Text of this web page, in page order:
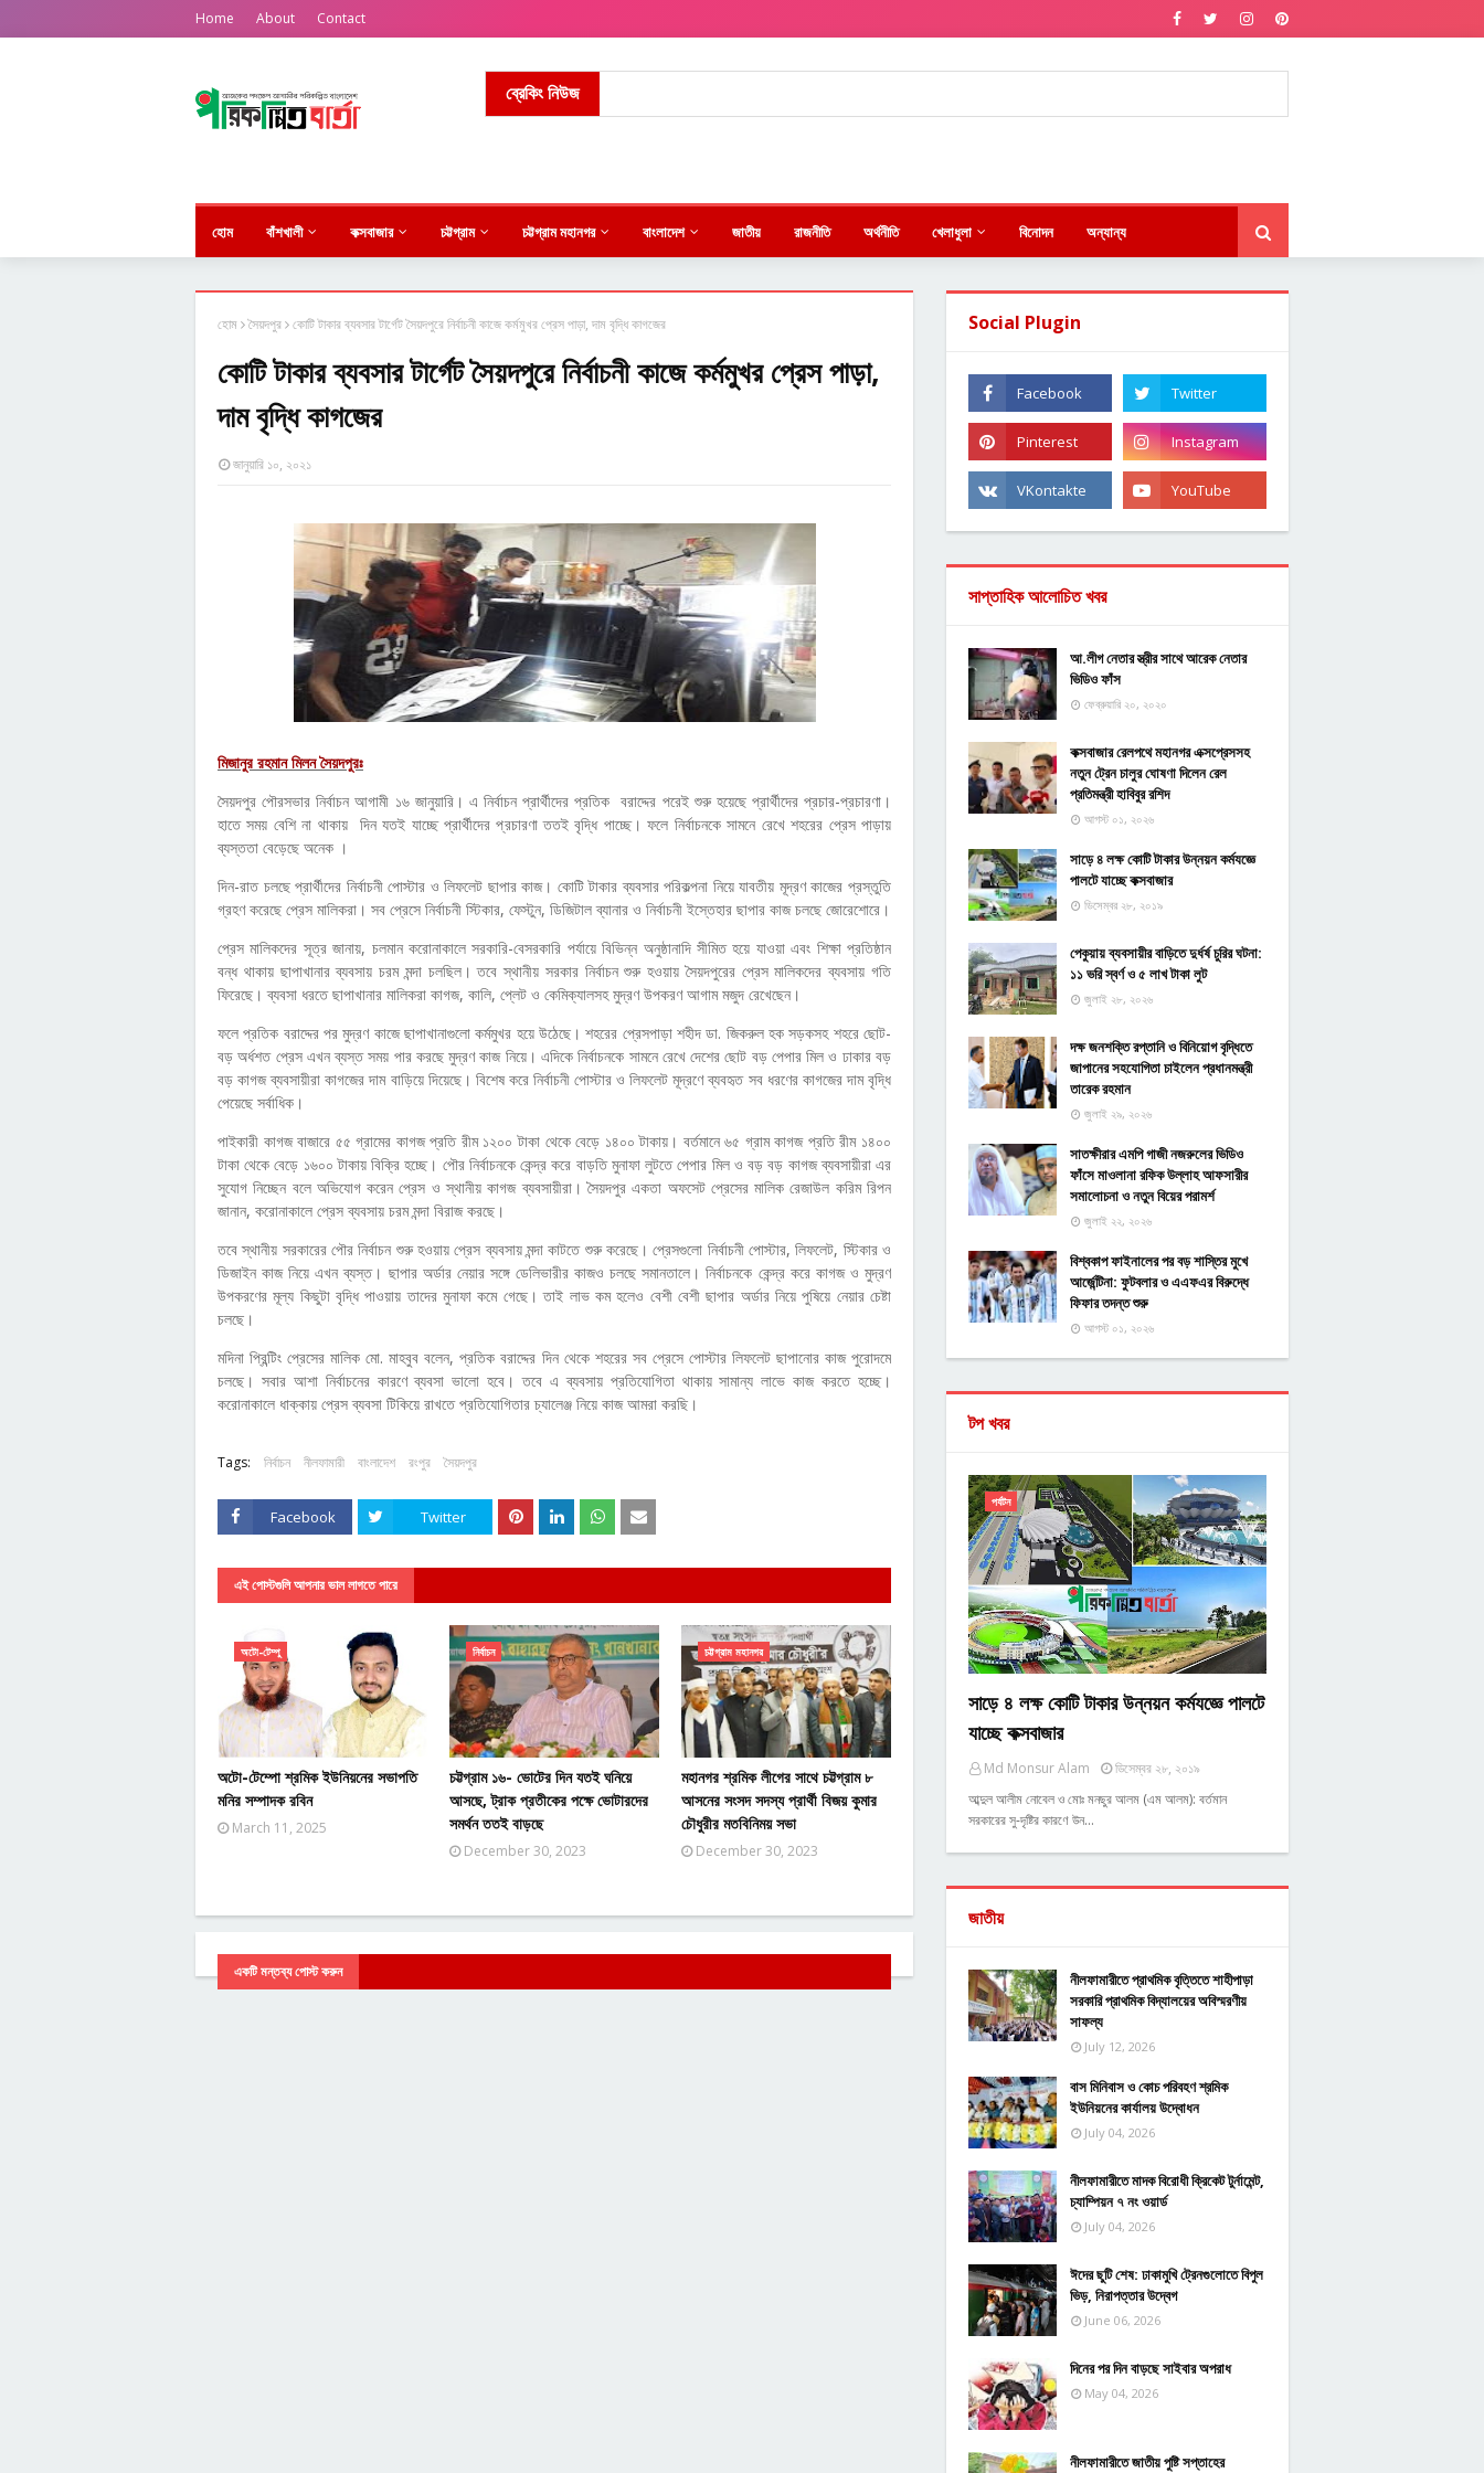
Home About Contact
ব্রেকিং নিউজ
হোম বাঁশখালী কক্সবাজার চট্টগ্রাম চট্টগ্রাম মহানগর বাংলাদেশ জাতীয় রাজনীতি অর্থনীতি খেলাধুলা বিনোদন অন্যান্য
হোম সৈয়দপুর কোটি টাকার ব্যবসার টার্গেট সৈয়দপুরে নির্বাচনী কাজে কর্মমুখর প্রেস পাড়া, দাম বৃদ্ধি কাগজের
কোটি টাকার ব্যবসার টার্গেট সৈয়দপুরে নির্বাচনী কাজে কর্মমুখর প্রেস পাড়া,
দাম বৃদ্ধি কাগজের
জানুয়ারি ১০, ২০২১
মিজানুর রহমান মিলন সৈয়দপুরঃ
সৈয়দপুর পৌরসভার নির্বাচন আগামী ১৬ জানুয়ারি। এ নির্বাচন প্রার্থীদের প্রতিক বরাদ্দের পরেই শুরু হয়েছে প্রার্থীদের প্রচার-প্রচারণা।
হাতে সময় বেশি না থাকায় দিন যতই যাচ্ছে প্রার্থীদের প্রচারণা ততই বৃদ্ধি পাচ্ছে। ফলে নির্বাচনকে সামনে রেখে শহরের প্রেস পাড়ায়
ব্যস্ততা বেড়েছে অনেক ।
দিন-রাত চলছে প্রার্থীদের নির্বাচনী পোস্টার ও লিফলেট ছাপার কাজ। কোটি টাকার ব্যবসার পরিকল্পনা নিয়ে যাবতীয় মূদ্রণ কাজের প্রস্তুতি
গ্রহণ করেছে প্রেস মালিকরা। সব প্রেসে নির্বাচনী স্টিকার, ফেস্টুন, ডিজিটাল ব্যানার ও নির্বাচনী ইস্তেহার ছাপার কাজ চলছে জোরেশোরে।
প্রেস মালিকদের সূত্র জানায়, চলমান করোনাকালে সরকারি-বেসরকারি পর্যায়ে বিভিন্ন অনুষ্ঠানাদি সীমিত হয়ে যাওয়া এবং শিক্ষা প্রতিষ্ঠান
বন্ধ থাকায় ছাপাখানার ব্যবসায় চরম মন্দা চলছিল। তবে স্থানীয় সরকার নির্বাচন শুরু হওয়ায় সৈয়দপুরের প্রেস মালিকদের ব্যবসায় গতি
ফিরেছে। ব্যবসা ধরতে ছাপাখানার মালিকরা কাগজ, কালি, প্লেট ও কেমিক্যালসহ মুদ্রণ উপকরণ আগাম মজুদ রেখেছেন।
ফলে প্রতিক বরাদ্দের পর মুদ্রণ কাজে ছাপাখানাগুলো কর্মমুখর হয়ে উঠেছে। শহরের প্রেসপাড়া শহীদ ডা. জিকরুল হক সড়কসহ শহরে ছোট-
বড় অর্ধশত প্রেস এখন ব্যস্ত সময় পার করছে মুদ্রণ কাজ নিয়ে। এদিকে নির্বাচনকে সামনে রেখে দেশের ছোট বড় পেপার মিল ও ঢাকার বড়
বড় কাগজ ব্যবসায়ীরা কাগজের দাম বাড়িয়ে দিয়েছে। বিশেষ করে নির্বাচনী পোস্টার ও লিফলেট মূদ্রণে ব্যবহৃত সব ধরণের কাগজের দাম বৃদ্ধি
পেয়েছে সর্বাধিক।
পাইকারী কাগজ বাজারে ৫৫ গ্রামের কাগজ প্রতি রীম ১২০০ টাকা থেকে বেড়ে ১৪০০ টাকায়। বর্তমানে ৬৫ গ্রাম কাগজ প্রতি রীম ১৪০০
টাকা থেকে বেড়ে ১৬০০ টাকায় বিক্রি হচ্ছে। পৌর নির্বাচনকে কেন্দ্র করে বাড়তি মুনাফা লুটতে পেপার মিল ও বড় বড় কাগজ ব্যবসায়ীরা এর
সুযোগ নিচ্ছেন বলে অভিযোগ করেন প্রেস ও স্থানীয় কাগজ ব্যবসায়ীরা। সৈয়দপুর একতা অফসেট প্রেসের মালিক রেজাউল করিম রিপন
জানান, করোনাকালে প্রেস ব্যবসায় চরম মন্দা বিরাজ করছে।
তবে স্থানীয় সরকারের পৌর নির্বাচন শুরু হওয়ায় প্রেস ব্যবসায় মন্দা কাটতে শুরু করেছে। প্রেসগুলো নির্বাচনী পোস্টার, লিফলেট, স্টিকার ও
ডিজাইন কাজ নিয়ে এখন ব্যস্ত। ছাপার অর্ডার নেয়ার সঙ্গে ডেলিভারীর কাজও চলছে সমানতালে। নির্বাচনকে কেন্দ্র করে কাগজ ও মুদ্রণ
উপকরণের মূল্য কিছুটা বৃদ্ধি পাওয়ায় তাদের মুনাফা কমে গেছে। তাই লাভ কম হলেও বেশী বেশী ছাপার অর্ডার নিয়ে পুষিয়ে নেয়ার চেষ্টা
চলছে।
মদিনা প্রিন্টিং প্রেসের মালিক মো. মাহবুব বলেন, প্রতিক বরাদ্দের দিন থেকে শহরের সব প্রেসে পোস্টার লিফলেট ছাপানোর কাজ পুরোদমে
চলছে। সবার আশা নির্বাচনের কারণে ব্যবসা ভালো হবে। তবে এ ব্যবসায় প্রতিযোগিতা থাকায় সামান্য লাভে কাজ করতে হচ্ছে।
করোনাকালে ধাক্কায় প্রেস ব্যবসা টিকিয়ে রাখতে প্রতিযোগিতার চ্যালেঞ্জ নিয়ে কাজ আমরা করছি।
Tags: নির্বাচন নীলফামারী বাংলাদেশ রংপুর সৈয়দপুর
Facebook Twitter
এই পোস্টগুলি আপনার ভাল লাগতে পারে
অটো-টেম্পু
অটো-টেম্পো শ্রমিক ইউনিয়নের সভাপতি
মনির সম্পাদক রবিন
March 11, 2025
নির্বাচন
চট্টগ্রাম ১৬- ভোটের দিন যতই ঘনিয়ে
আসছে, ট্রাক প্রতীকের পক্ষে ভোটারদের
সমর্থন ততই বাড়ছে
December 30, 2023
চট্টগ্রাম মহানগর
মহানগর শ্রমিক লীগের সাথে চট্টগ্রাম ৮
আসনের সংসদ সদস্য প্রার্থী বিজয় কুমার
চৌধুরীর মতবিনিময় সভা
December 30, 2023
একটি মন্তব্য পোস্ট করুন
Social Plugin
সাপ্তাহিক আলোচিত খবর
আ.লীগ নেতার স্ত্রীর সাথে আরেক নেতার
ভিডিও ফাঁস
ফেব্রুয়ারি ২০, ২০২০
কক্সবাজার রেলপথে মহানগর এক্সপ্রেসসহ
নতুন ট্রেন চালুর ঘোষণা দিলেন রেল
প্রতিমন্ত্রী হাবিবুর রশিদ
আগস্ট ০১, ২০২৬
সাড়ে ৪ লক্ষ কোটি টাকার উন্নয়ন কর্মযজ্ঞে
পালটে যাচ্ছে কক্সবাজার
ডিসেম্বর ২৮, ২০১৯
পেকুয়ায় ব্যবসায়ীর বাড়িতে দুর্ধর্ষ চুরির ঘটনা:
১১ ভরি স্বর্ণ ও ৫ লাখ টাকা লুট
জুলাই ২৮, ২০২৬
দক্ষ জনশক্তি রপ্তানি ও বিনিয়োগ বৃদ্ধিতে
জাপানের সহযোগিতা চাইলেন প্রধানমন্ত্রী
তারেক রহমান
জুলাই ২৯, ২০২৬
সাতক্ষীরার এমপি গাজী নজরুলের ভিডিও
ফাঁসে মাওলানা রফিক উল্লাহ আফসারীর
সমালোচনা ও নতুন বিয়ের পরামর্শ
জুলাই ২২, ২০২৬
বিশ্বকাপ ফাইনালের পর বড় শাস্তির মুখে
আর্জেন্টিনা: ফুটবলার ও এএফএর বিরুদ্ধে
ফিফার তদন্ত শুরু
আগস্ট ০১, ২০২৬
টপ খবর
পর্যটন
সাড়ে ৪ লক্ষ কোটি টাকার উন্নয়ন কর্মযজ্ঞে পালটে
যাচ্ছে কক্সবাজার
Md Monsur Alam
ডিসেম্বর ২৮, ২০১৯
আব্দুল আলীম নোবেল ও মোঃ মনছুর আলম (এম আলম): বর্তমান
সরকারের সু-দৃষ্টির কারণে উন…
জাতীয়
নীলফামারীতে প্রাথমিক বৃত্তিতে শাহীপাড়া
সরকারি প্রাথমিক বিদ্যালয়ের অবিস্মরণীয়
সাফল্য
July 12, 2026
বাস মিনিবাস ও কোচ পরিবহণ শ্রমিক
ইউনিয়নের কার্যালয় উদ্বোধন
July 04, 2026
নীলফামারীতে মাদক বিরোধী ক্রিকেট টুর্নামেন্ট,
চ্যাম্পিয়ন ৭ নং ওয়ার্ড
July 04, 2026
ঈদের ছুটি শেষ: ঢাকামুখি ট্রেনগুলোতে বিপুল
ভিড়, নিরাপত্তার উদ্বেগ
June 06, 2026
দিনের পর দিন বাড়ছে সাইবার অপরাধ
May 04, 2026
নীলফামারীতে জাতীয় পুষ্টি সপ্তাহের